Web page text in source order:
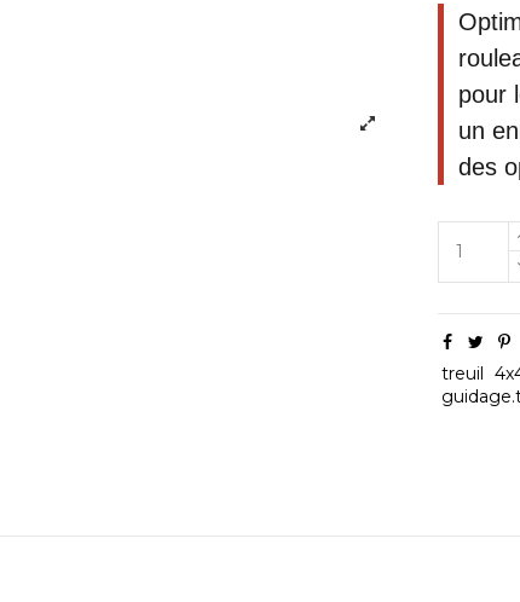
pour
un
des
treuil